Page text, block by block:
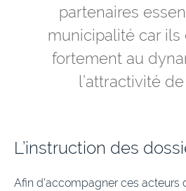
partenaires
municipalité car
fortement au
l’attractivité
L’instruction des
Afin d’accompagner ces acteurs